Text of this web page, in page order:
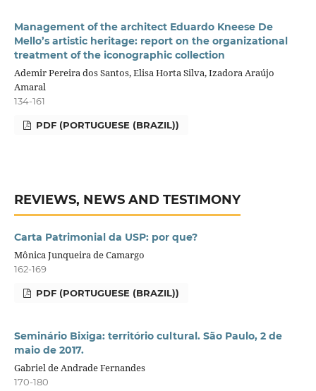
Management of the architect Eduardo Kneese De
Mello’s artistic heritage: report on the organizational
treatment of the iconographic collection
Ademir Pereira dos Santos, Elisa Horta Silva, Izadora Araújo
Amaral
134-161
PDF (PORTUGUESE (BRAZIL))
REVIEWS, NEWS AND TESTIMONY
Carta Patrimonial da USP: por que?
Mônica Junqueira de Camargo
162-169
PDF (PORTUGUESE (BRAZIL))
Seminário Bixiga: território cultural. São Paulo, 2 de
maio de 2017.
Gabriel de Andrade Fernandes
170-180